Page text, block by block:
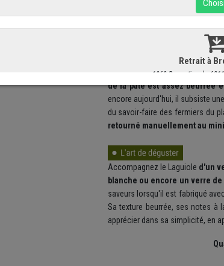
l'AOP en 2001, a consacré ce
même village.
Le Laguiole que je propose
pâte, de couleur ivoire à jaune
de la pâte est assez beurrée
encore aujourd'hui, il subsiste
du savoir-faire des fermiers du
retourné manuellement au
Accompagnez le Laguiole d'un
blanche ou encore un verre
saveurs lorsqu'il est fabriqué
Sa texture beurrée, ses notes à
apprécier dans sa simplicité, en